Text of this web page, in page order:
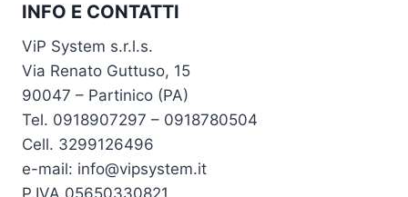
INFO E CONTATTI
ViP System s.r.l.s.
Via Renato Guttuso, 15
90047 – Partinico (PA)
Tel. 0918907297 – 0918780504
Cell. 3299126496
e-mail: info@vipsystem.it